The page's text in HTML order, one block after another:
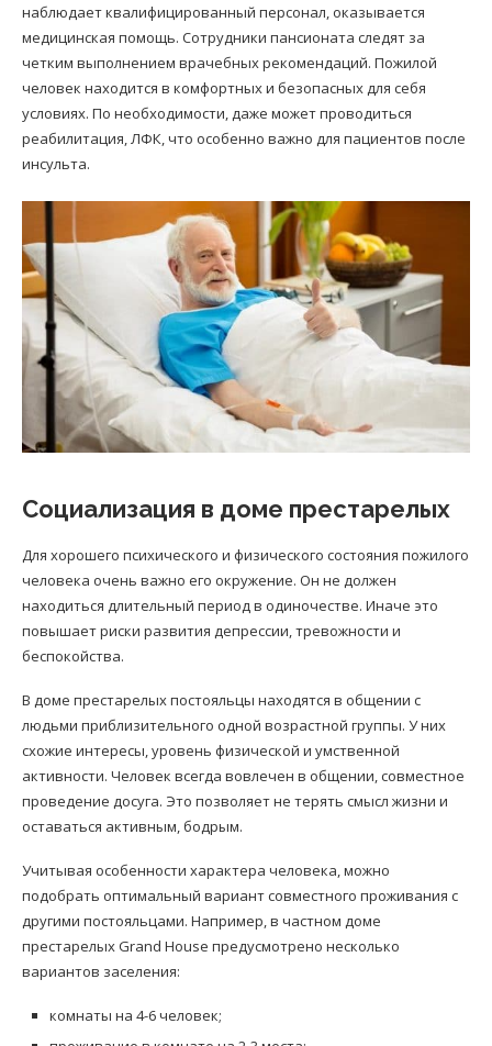
наблюдает квалифицированный персонал, оказывается
медицинская помощь. Сотрудники пансионата следят за
четким выполнением врачебных рекомендаций. Пожилой
человек находится в комфортных и безопасных для себя
условиях. По необходимости, даже может проводиться
реабилитация, ЛФК, что особенно важно для пациентов после
инсульта.
Социализация в доме престарелых
Для хорошего психического и физического состояния пожилого
человека очень важно его окружение. Он не должен
находиться длительный период в одиночестве. Иначе это
повышает риски развития депрессии, тревожности и
беспокойства.
В доме престарелых постояльцы находятся в общении с
людьми приблизительного одной возрастной группы. У них
схожие интересы, уровень физической и умственной
активности. Человек всегда вовлечен в общении, совместное
проведение досуга. Это позволяет не терять смысл жизни и
оставаться активным, бодрым.
Учитывая особенности характера человека, можно
подобрать оптимальный вариант совместного проживания с
другими постояльцами. Например, в частном доме
престарелых Grand House предусмотрено несколько
вариантов заселения:
комнаты на 4-6 человек;